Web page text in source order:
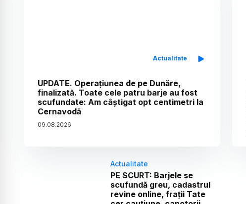
Actualitate
UPDATE. Operațiunea de pe Dunăre,
finalizată. Toate cele patru barje au fost
scufundate: Am câștigat opt centimetri la
Cernavodă
09.08.2026
Actualitate
PE SCURT: Barjele se
scufundă greu, cadastrul
revine online, frații Tate